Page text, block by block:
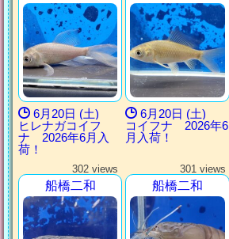
6月20日 (土)
ヒレナガコイフ
ナ 2026年6月入
荷！
6月20日 (土)
コイフナ 2026年6
月入荷！
302 views
船橋二和
301 views
船橋二和